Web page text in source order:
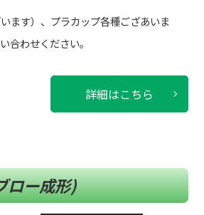
ます）、プラカップ各種ござあいま
合わせください。
詳細はこちら
ロー成形)